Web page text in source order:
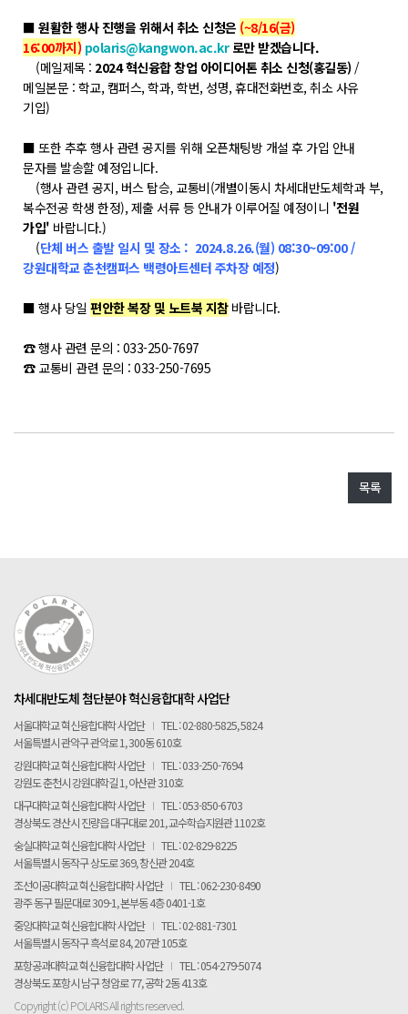
POLAR W-square
POLAR edu
POLARIS LOC
POLARIS LOS
경진대회
TCAT
SIF 2026
소개
■ 원활한 행사 진행을 위해서 취소 신청은 (~8/16(금)
16:00까지) polaris@kangwon.ac.kr로만 받겠습니다.
(메일제목 : 2024 혁신융합 창업 아이디어톤 취소 신청(홍길동) /
메일본문 : 학교, 캠퍼스, 학과, 학번, 성명, 휴대전화번호, 취소 사유
기입)
■ 또한 추후 행사 관련 공지를 위해 오픈채팅방 개설 후 가입 안내
문자를 발송할 예정입니다.
(행사 관련 공지, 버스 탑승, 교통비(개별이동시 차세대반도체학과 부,
복수전공 학생 한정), 제출 서류 등 안내가 이루어질 예정이니 '전원
가입' 바랍니다.)
(단체 버스 출발 일시 및 장소 : 2024.8.26.(월) 08:30~09:00 /
강원대학교 춘천캠퍼스 백령아트센터 주차장 예정)
■ 행사 당일 편안한 복장 및 노트북 지참바랍니다.
☎ 행사 관련 문의 : 033-250-7697
☎ 교통비 관련 문의 : 033-250-7695
목록
차세대반도체 첨단분야 혁신융합대학 사업단
서울대학교 혁신융합대학 사업단 I TEL : 02-880-5825, 5824
서울특별시 관악구 관악로 1, 300동 610호
강원대학교 혁신융합대학 사업단 I TEL : 033-250-7694
강원도 춘천시 강원대학길 1, 아산관 310호
대구대학교 혁신융합대학 사업단 I TEL : 053-850-6703
경상북도 경산시 진량읍 대구대로 201, 교수학습지원관 1102호
숭실대학교 혁신융합대학 사업단 I TEL : 02-829-8225
서울특별시 동작구 상도로 369, 창신관 204호
조선이공대학교 혁신융합대학 사업단 I TEL : 062-230-8490
광주 동구 필문대로 309-1, 본부동 4층 0401-1호
중앙대학교 혁신융합대학 사업단 I TEL : 02-881-7301
서울특별시 동작구 흑석로 84, 207관 105호
포항공과대학교 혁신융합대학 사업단 I TEL : 054-279-5074
경상북도 포항시 남구 청암로 77, 공학 2동 413호
Copyright (c) POLARIS All rights reserved.